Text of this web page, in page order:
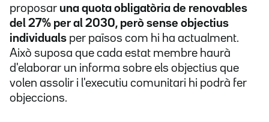
proposar una quota obligatòria de renovables
del 27% per al 2030, però sense objectius
individuals per països com hi ha actualment.
Això suposa que cada estat membre haurà
d'elaborar un informa sobre els objectius que
volen assolir i l'executiu comunitari hi podrà fer
objeccions.